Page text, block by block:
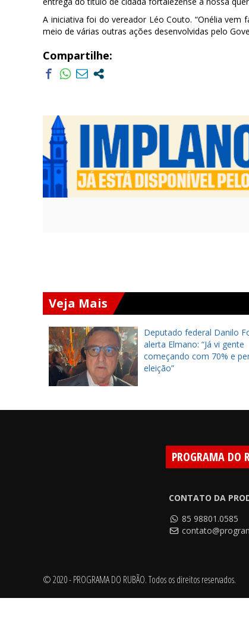
A iniciativa foi do vereador Léo Couto. “Onélia
meio de várias outras ações desenvolvidas pelo
Compartilhe:
Veja Mais
Deputado federal Danilo
alerta Elmano: “Já vi gente
começando com 70% e
eleição”
PROGRAMA DO
CONTATO DA
85 98801.0585
© 2020 - PROGRAMA DO RUBÃO. Todos os direitos reservados.